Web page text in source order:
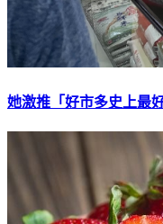
她激推「好市多史上最